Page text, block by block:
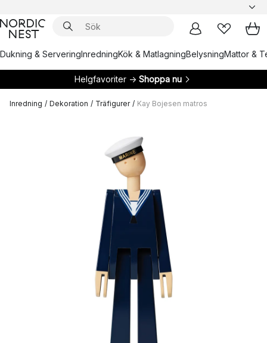
Dukning & ServeringInredningKök & MatlagningBelysningMattor &
Helgfavoriter → Shoppa nu
Inredning / Dekoration / Träfigurer / Kay Bojesen matros